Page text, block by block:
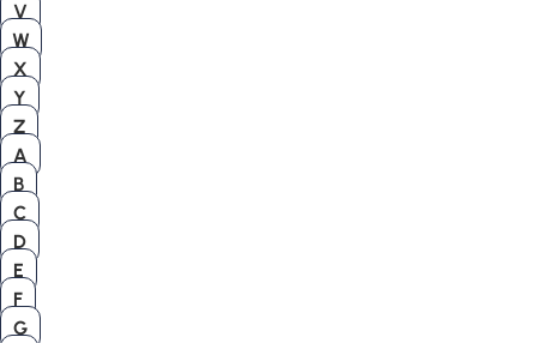
V
W
X
Y
Z
A
B
C
D
E
F
G